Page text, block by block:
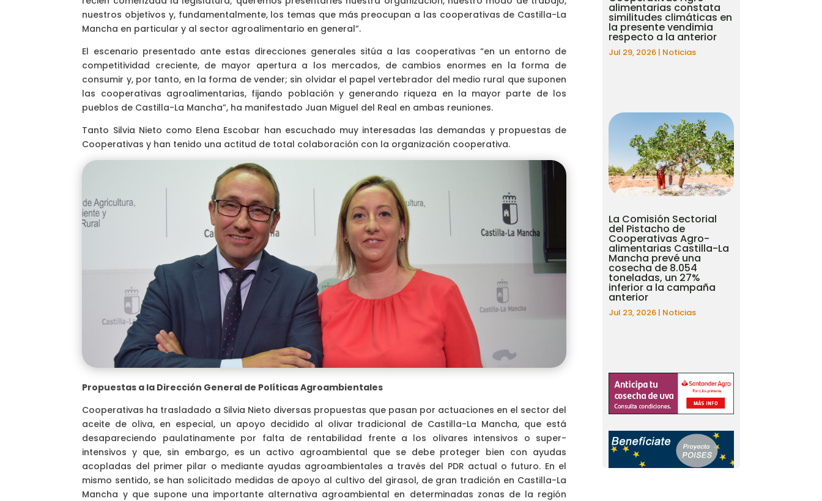
nuestros objetivos y, fundamentalmente, los temas que más preocupan a las cooperativas de Castilla-La
Mancha en particular y al sector agroalimentario en general”.
El escenario presentado ante estas direcciones generales sitúa a las cooperativas “en un entorno de
competitividad creciente, de mayor apertura a los mercados, de cambios enormes en la forma de
consumir y, por tanto, en la forma de vender; sin olvidar el papel vertebrador del medio rural que suponen
las cooperativas agroalimentarias, fijando población y generando riqueza en la mayor parte de los
pueblos de Castilla-La Mancha”, ha manifestado Juan Miguel del Real en ambas reuniones.
Tanto Silvia Nieto como Elena Escobar han escuchado muy interesadas las demandas y propuestas de
Cooperativas y han tenido una actitud de total colaboración con la organización cooperativa.
Propuestas a la Dirección General de Políticas Agroambientales
Cooperativas ha trasladado a Silvia Nieto diversas propuestas que pasan por actuaciones en el sector del
aceite de oliva, en especial, un apoyo decidido al olivar tradicional de Castilla-La Mancha, que está
desapareciendo paulatinamente por falta de rentabilidad frente a los olivares intensivos o super-
intensivos y que, sin embargo, es un activo agroambiental que se debe proteger bien con ayudas
acopladas del primer pilar o mediante ayudas agroambientales a través del PDR actual o futuro. En el
mismo sentido, se han solicitado medidas de apoyo al cultivo del girasol, de gran tradición en Castilla-La
Mancha y que supone una importante alternativa agroambiental en determinadas zonas de la región
alimentarias constata
similitudes climáticas en
la presente vendimia
respecto a la anterior
Jul 29, 2026 | Noticias
La Comisión Sectorial
del Pistacho de
Cooperativas Agro-
alimentarias Castilla-La
Mancha prevé una
cosecha de 8.054
toneladas, un 27%
inferior a la campaña
anterior
Jul 23, 2026 | Noticias